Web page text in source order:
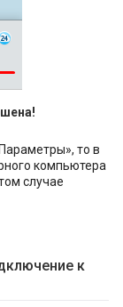
то в
компьютера
случае
к